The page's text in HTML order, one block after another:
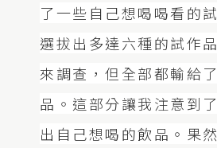
了一些自己想喝喝看的
選拔出多達六種的試作
來調查，但全部都輸給
品。這部分讓我注意到
出自己想喝的飲品。果